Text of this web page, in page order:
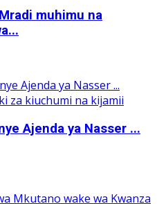
muhimu na
Ajenda ya Nasser ...